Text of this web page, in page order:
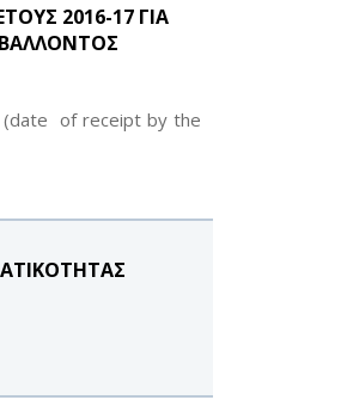
2016-17 ΓΙΑ
of receipt by the